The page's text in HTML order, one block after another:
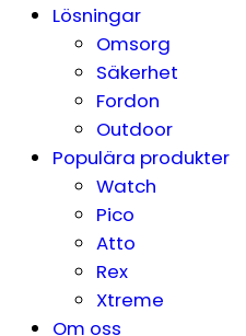
Lösningar
Omsorg
Säkerhet
Fordon
Outdoor
Populära produkter
Watch
Pico
Atto
Rex
Xtreme
Om oss